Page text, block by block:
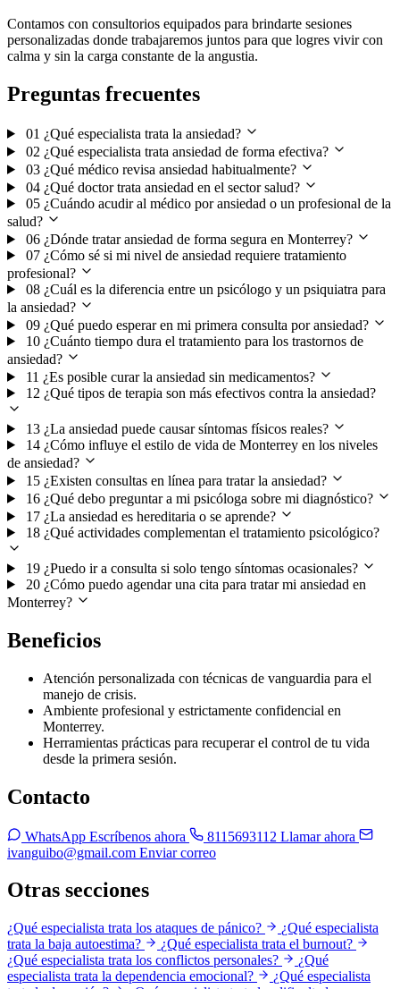
Contamos con consultorios equipados para brindarte sesiones
personalizadas donde trabajaremos juntos para que logres vivir con
calma y sin la carga constante de la angustia.
Preguntas frecuentes
01 ¿Qué especialista trata la ansiedad?
02 ¿Qué especialista trata ansiedad de forma efectiva?
03 ¿Qué médico revisa ansiedad habitualmente?
04 ¿Qué doctor trata ansiedad en el sector salud?
05 ¿Cuándo acudir al médico por ansiedad o un profesional de la
salud?
06 ¿Dónde tratar ansiedad de forma segura en Monterrey?
07 ¿Cómo sé si mi nivel de ansiedad requiere tratamiento
profesional?
08 ¿Cuál es la diferencia entre un psicólogo y un psiquiatra para
la ansiedad?
09 ¿Qué puedo esperar en mi primera consulta por ansiedad?
10 ¿Cuánto tiempo dura el tratamiento para los trastornos de
ansiedad?
11 ¿Es posible curar la ansiedad sin medicamentos?
12 ¿Qué tipos de terapia son más efectivos contra la ansiedad?
13 ¿La ansiedad puede causar síntomas físicos reales?
14 ¿Cómo influye el estilo de vida de Monterrey en los niveles
de ansiedad?
15 ¿Existen consultas en línea para tratar la ansiedad?
16 ¿Qué debo preguntar a mi psicóloga sobre mi diagnóstico?
17 ¿La ansiedad es hereditaria o se aprende?
18 ¿Qué actividades complementan el tratamiento psicológico?
19 ¿Puedo ir a consulta si solo tengo síntomas ocasionales?
20 ¿Cómo puedo agendar una cita para tratar mi ansiedad en
Monterrey?
Beneficios
Atención personalizada con técnicas de vanguardia para el
manejo de crisis.
Ambiente profesional y estrictamente confidencial en
Monterrey.
Herramientas prácticas para recuperar el control de tu vida
desde la primera sesión.
Contacto
WhatsApp Escríbenos ahora 8115693112 Llamar ahora
ivanguibo@gmail.com Enviar correo
Otras secciones
¿Qué especialista trata los ataques de pánico?
¿Qué especialista
trata la baja autoestima?
¿Qué especialista trata el burnout?
¿Qué especialista trata los conflictos personales?
¿Qué
especialista trata la dependencia emocional?
¿Qué especialista